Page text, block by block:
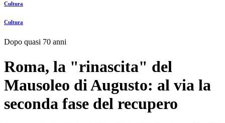
Cultura
Cultura
Dopo quasi 70 anni
Roma, la "rinascita" del
Mausoleo di Augusto: al via la
seconda fase del recupero